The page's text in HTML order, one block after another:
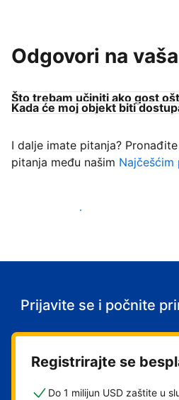
Odgovori na
Što trebam učiniti ako gost
Kada će moj objekt biti
I dalje imate pitanja?
pitanja među našim Najčešćim
Počnite primati goste
Prijavite se i počnite
Registrirajte se
Do 1 milijun USD zaštite u